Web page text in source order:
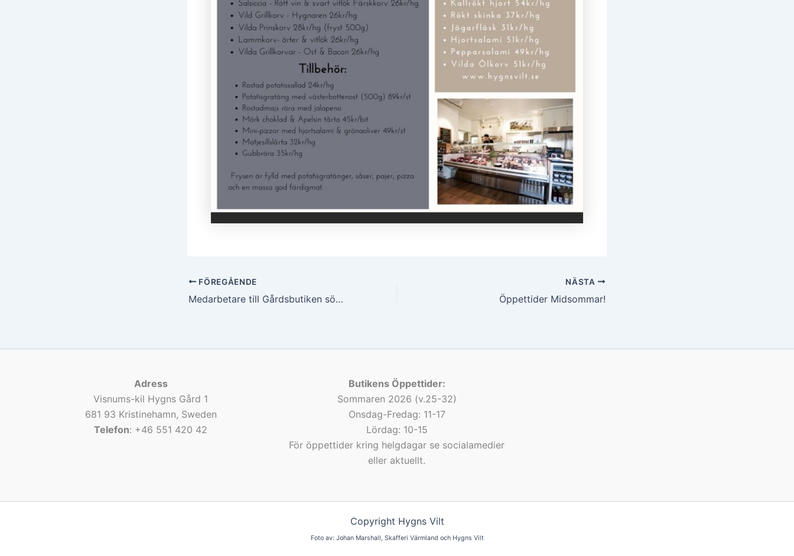
FÖREGÅENDE
Medarbetare till Gårdsbutiken sökes!
NÄSTA
Öppettider Midsommar!
Adress
Visnums-kil Hygns Gård 1
681 93 Kristinehamn, Sweden
Telefon: +46 551 420 42
Butikens Öppettider:
Sommaren 2026 (v.25-32)
Onsdag-Fredag: 11-17
Lördag: 10-15
För öppettider kring helgdagar se socialamedier
eller aktuellt.
Copyright Hygns Vilt
Foto av: Johan Marshall, Skafferi Värmland och Hygns Vilt